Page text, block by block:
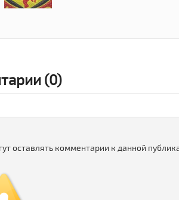
(0)
оставлять комментарии к данной